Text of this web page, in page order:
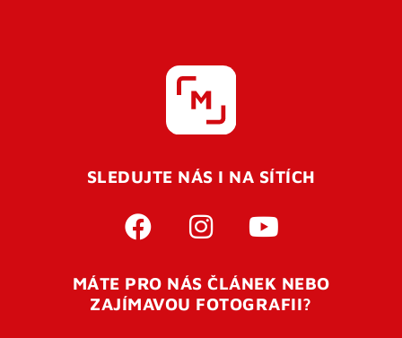
Pro úspěšné dokončení registrace je potřeba
vaší e-mailovouadresu. Po úspěšném odeslání
otevření tohoto odkazu se váš účet ověří a můžete se
přihlásit. Nezapomeňte zkontrolovat složku SPAM ve
SLEDUJTE NÁS I NA SÍTÍCH
MÁTE PRO NÁS ČLÁNEK NEBO
ZAJÍMAVOU FOTOGRAFII?